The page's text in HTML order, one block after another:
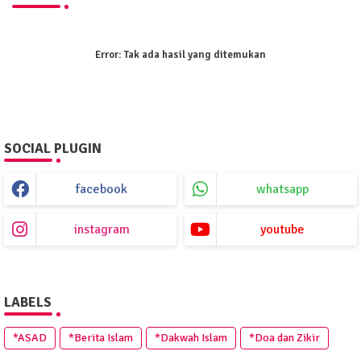
Error:Tak ada hasil yang ditemukan
SOCIAL PLUGIN
facebook whatsapp
instagram youtube
LABELS
*ASAD *Berita Islam *Dakwah Islam *Doa dan Zikir